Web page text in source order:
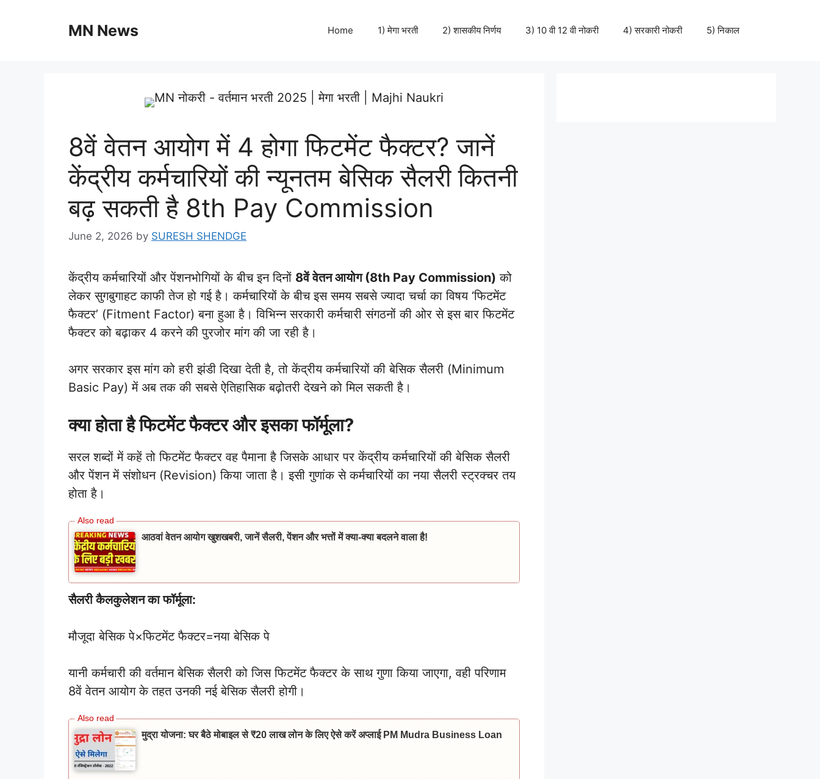
MN News Home 1) मेगा भरती 2) शासकीय निर्णय 3) 10 वी 12 वी नोकरी 4) सरकारी नोकरी 5) निकाल
8वें वेतन आयोग में 4 होगा फिटमेंट फैक्टर? जानें
केंद्रीय कर्मचारियों की न्यूनतम बेसिक सैलरी कितनी
बढ़ सकती है 8th Pay Commission
June 2, 2026 by SURESH SHENDGE
केंद्रीय कर्मचारियों और पेंशनभोगियों के बीच इन दिनों 8वें वेतन आयोग (8th Pay Commission) को
लेकर सुगबुगाहट काफी तेज हो गई है। कर्मचारियों के बीच इस समय सबसे ज्यादा चर्चा का विषय ‘फिटमेंट
फैक्टर’ (Fitment Factor) बना हुआ है। विभिन्न सरकारी कर्मचारी संगठनों की ओर से इस बार फिटमेंट
फैक्टर को बढ़ाकर 4 करने की पुरजोर मांग की जा रही है।
अगर सरकार इस मांग को हरी झंडी दिखा देती है, तो केंद्रीय कर्मचारियों की बेसिक सैलरी (Minimum
Basic Pay) में अब तक की सबसे ऐतिहासिक बढ़ोतरी देखने को मिल सकती है।
क्या होता है फिटमेंट फैक्टर और इसका फॉर्मूला?
सरल शब्दों में कहें तो फिटमेंट फैक्टर वह पैमाना है जिसके आधार पर केंद्रीय कर्मचारियों की बेसिक सैलरी
और पेंशन में संशोधन (Revision) किया जाता है। इसी गुणांक से कर्मचारियों का नया सैलरी स्ट्रक्चर तय
होता है।
आठवां वेतन आयोग खुशखबरी, जानें सैलरी, पेंशन और भत्तों में क्या-क्या बदलने वाला है!
सैलरी कैलकुलेशन का फॉर्मूला:
मौजूदा बेसिक पे×फिटमेंट फैक्टर=नया बेसिक पे
यानी कर्मचारी की वर्तमान बेसिक सैलरी को जिस फिटमेंट फैक्टर के साथ गुणा किया जाएगा, वही परिणाम
8वें वेतन आयोग के तहत उनकी नई बेसिक सैलरी होगी।
मुद्रा योजना: घर बैठे मोबाइल से ₹20 लाख लोन के लिए ऐसे करें अप्लाई PM Mudra Business Loan